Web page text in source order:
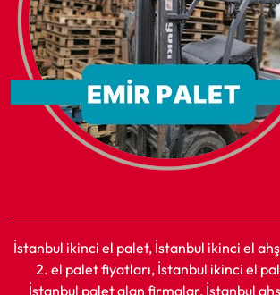
İstanbul ikinci el palet, İstanbul ikinci el
2. el palet fiyatları, İstanbul ikinci el
İstanbul palet alan firmalar, İstanbul